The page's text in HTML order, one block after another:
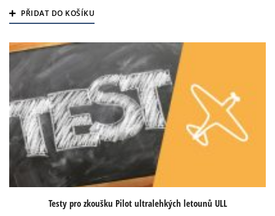
PŘIDAT DO KOŠÍKU
Testy pro zkoušku Pilot ultralehkých letounů ULL